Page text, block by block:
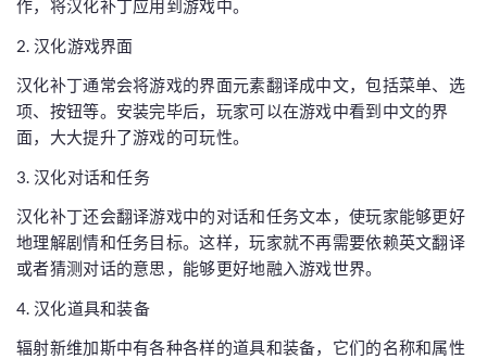
作，将汉化补丁应用到游戏中。
2. 汉化游戏界面
汉化补丁通常会将游戏的界面元素翻译成中文，包括菜单、选
项、按钮等。安装完毕后，玩家可以在游戏中看到中文的界
面，大大提升了游戏的可玩性。
3. 汉化对话和任务
汉化补丁还会翻译游戏中的对话和任务文本，使玩家能够更好
地理解剧情和任务目标。这样，玩家就不再需要依赖英文翻译
或者猜测对话的意思，能够更好地融入游戏世界。
4. 汉化道具和装备
辐射新维加斯中有各种各样的道具和装备，它们的名称和属性